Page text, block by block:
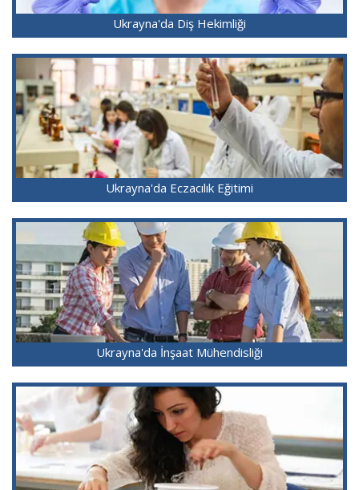
Ukrayna'da Diş Hekimliği
Ukrayna'da Eczacılık Eğitimi
Ukrayna'da İnşaat Mühendisliği